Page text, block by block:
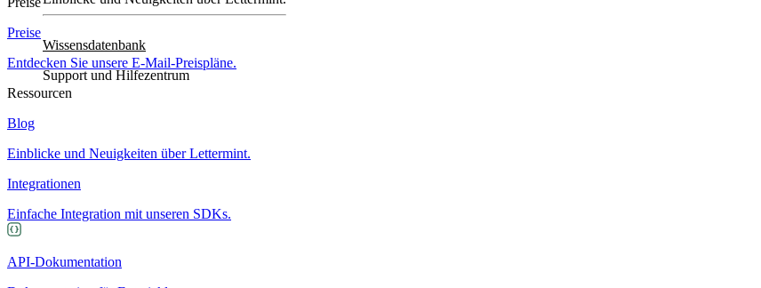
Wissensdatenbank
Support und Hilfezentrum
Preise
Entdecken Sie unsere E-Mail-Preispläne.
Ressourcen
Blog
Einblicke und Neuigkeiten über Lettermint.
Integrationen
Einfache Integration mit unseren SDKs.
API-Dokumentation